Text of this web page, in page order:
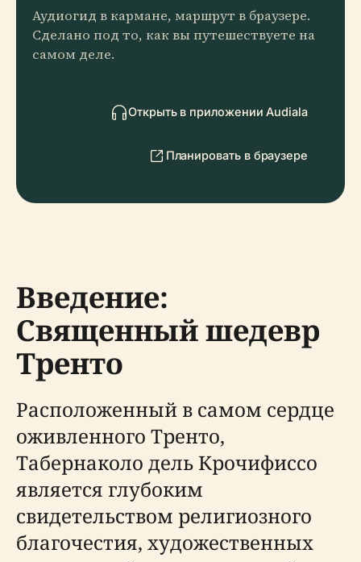
Аудиогид в кармане, маршрут в браузере.
Сделано под то, как вы путешествуете на
самом деле.
Открыть в приложении Audiala
Планировать в браузере
Введение:
Священный шедевр
Тренто
Расположенный в самом сердце
оживленного Тренто,
Табернаколо дель Крочифиссо
является глубоким
свидетельством религиозного
благочестия, художественных